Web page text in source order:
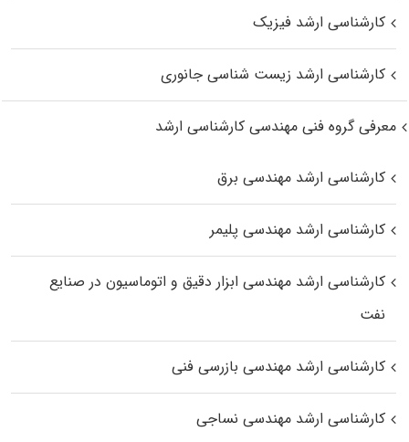
کارشناسی ارشد فیزیک
کارشناسی ارشد زیست‌ شناسی جانوری
معرفی گروه فنی مهندسی کارشناسی ارشد
کارشناسی ارشد مهندسی برق
کارشناسی ارشد مهندسی پلیمر
کارشناسی ارشد مهندسی ابزار دقیق و اتوماسیون در صنایع
نفت
کارشناسی ارشد مهندسی بازرسی فنی
کارشناسی ارشد مهندسی نساجی